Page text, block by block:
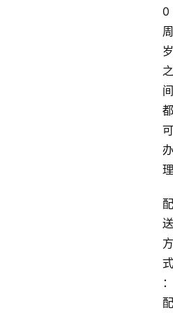
0
周
岁
之
间
都
可
办
理
配
送
方
式
：
配